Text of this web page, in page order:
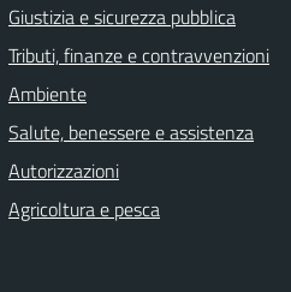
Giustizia e sicurezza pubblica
Tributi, finanze e contravvenzioni
Ambiente
Salute, benessere e assistenza
Autorizzazioni
Agricoltura e pesca